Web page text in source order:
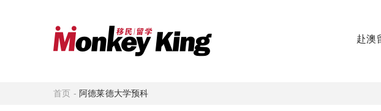
赴澳
首页 - 阿德莱德大学预科